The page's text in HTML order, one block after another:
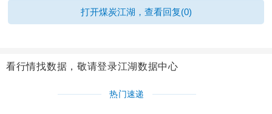
打开煤炭江湖，查看回复(0)
看行情找数据，敬请登录江湖数据中心
热门速递